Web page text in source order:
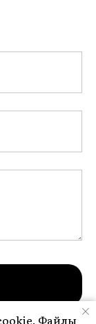
Файлы